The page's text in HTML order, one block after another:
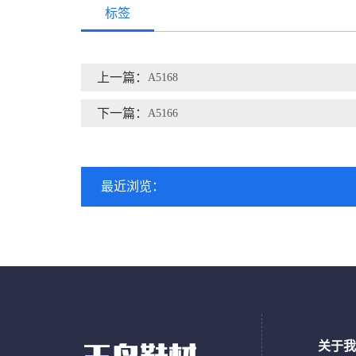
标签
上一篇： A5168
下一篇： A5166
最近浏览：
关于我